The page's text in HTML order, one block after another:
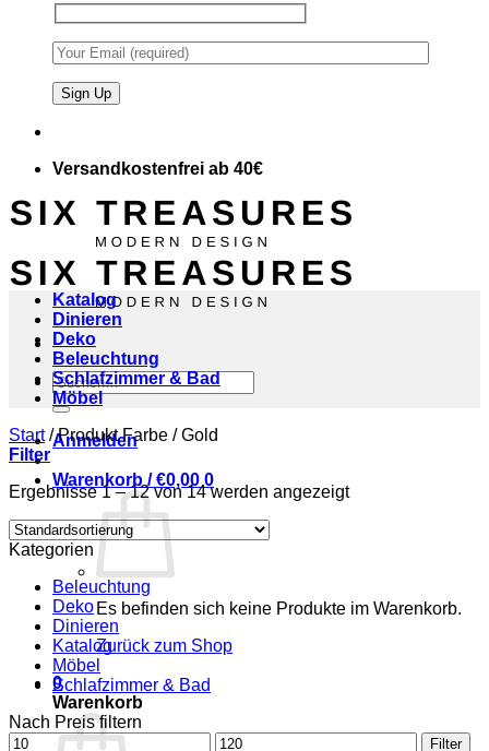
Versandkostenfrei ab 40€
Suchen
nach:
Anmelden
Warenkorb /€0,00 0
Es befinden sich keine Produkte im Warenkorb.
Zurück zum Shop
0
Warenkorb
Katalog
Dinieren
Deko
Beleuchtung
Schlafzimmer & Bad
Möbel
Start /Produkt Farbe /Gold
Filter
Ergebnisse 1 – 12 von 14 werden angezeigt
Kategorien
Beleuchtung
Deko
Dinieren
Katalog
Möbel
Schlafzimmer & Bad
Nach Preis filtern
Min.
Max.
Filter